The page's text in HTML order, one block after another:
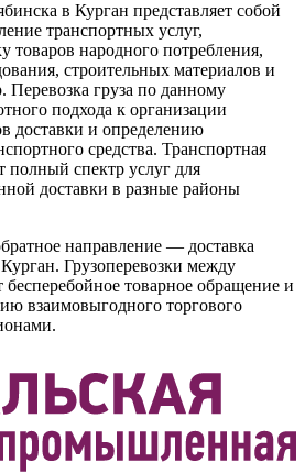
в Курган представляет собой
транспортных услуг,
товаров народного потребления,
строительных материалов и
Перевозка груза по данному
подхода к организации
доставки и определению
средства. Транспортная
полный спектр услуг для
доставки в разные районы
направление — доставка
Грузоперевозки между
товарное обращение и
взаимовыгодного торгового